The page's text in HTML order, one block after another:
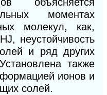
объясняется
моментах
молекул, как,
неустойчивость
и ряд других
также
ионов и
солей.